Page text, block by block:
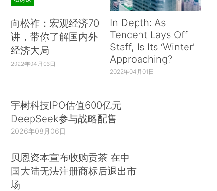
向松祚：宏观经济70
讲，带你了解国内外
经济大局
2022年04月06日
In Depth: As
Tencent Lays Off
Staff, Is Its ‘Winter’
Approaching?
2022年04月01日
宇树科技IPO估值600亿元
DeepSeek参与战略配售
2026年08月06日
贝恩资本宣布收购贡茶 在中
国大陆无法注册商标后退出市
场